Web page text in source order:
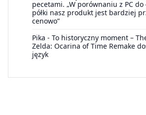
pecetami. „W porównaniu z PC
półki nasz produkt jest bardziej
cenowo”
Pika - To historyczny moment –
Zelda: Ocarina of Time Remake
język